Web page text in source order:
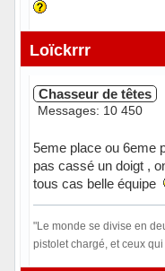
Hors ligne
Loïckrrr
Chasseur de têtes
Messages: 10 450
5eme place ou 6eme
pas cassé un doigt ,
tous cas belle équipe
"Le monde se divise en
pistolet chargé, et ceux